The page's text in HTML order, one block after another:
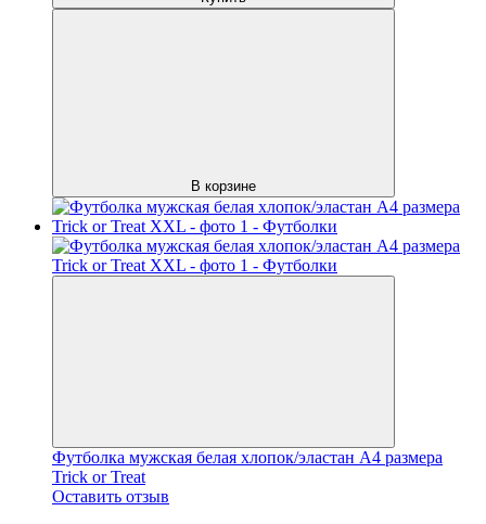
В корзине
Футболка мужская белая хлопок/эластан А4 размера
Trick or Treat
Оставить отзыв